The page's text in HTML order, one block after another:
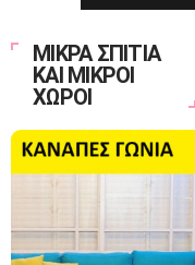
ΜΙΚΡΑ ΣΠΙΤΙΑ
ΚΑΙ ΜΙΚΡΟΙ
ΧΩΡΟΙ